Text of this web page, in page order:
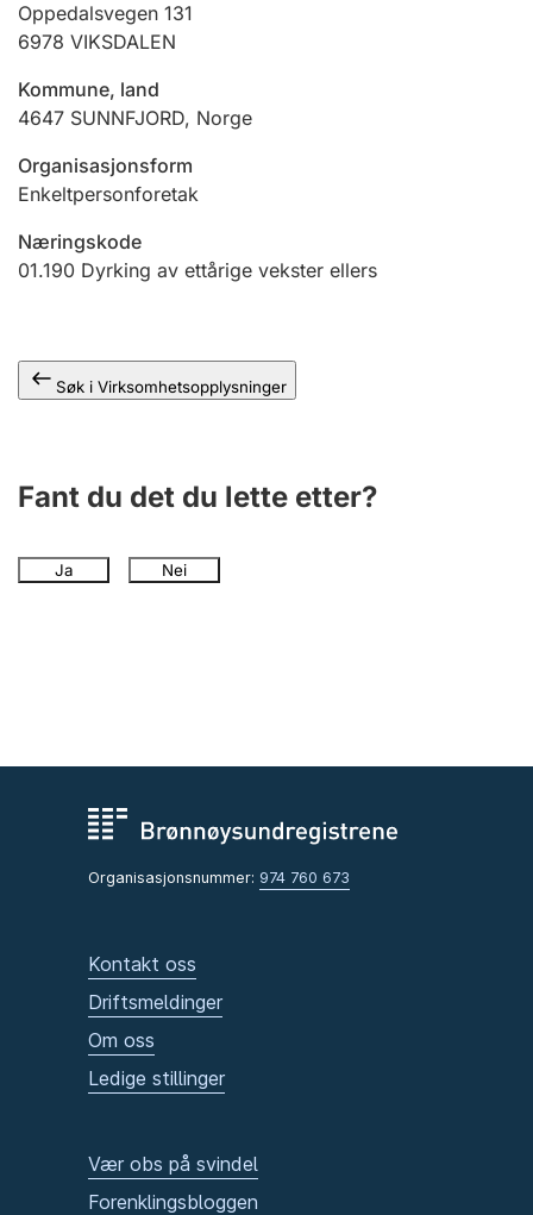
Andre tema
Oppedalsvegen 131
6978 VIKSDALEN
Kommune, land
4647 SUNNFJORD, Norge
Organisasjonsform
Enkeltpersonforetak
Næringskode
01.190 Dyrking av ettårige vekster ellers
Søk i Virksomhetsopplysninger
Fant du det du lette etter?
Ja Nei
Organisasjonsnummer: 974 760 673
Kontakt oss
Driftsmeldinger
Om oss
Ledige stillinger
Vær obs på svindel
Forenklingsbloggen